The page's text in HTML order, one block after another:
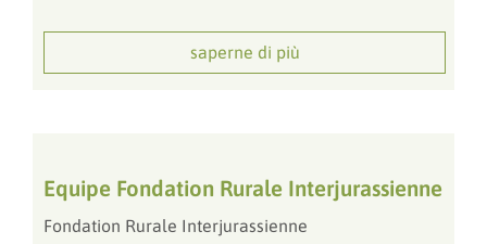
saperne di più
Equipe Fondation Rurale Interjurassienne
Fondation Rurale Interjurassienne